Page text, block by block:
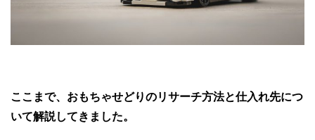
ここまで、おもちゃせどりのリサーチ方法と仕入れ先につ
いて解説してきました。